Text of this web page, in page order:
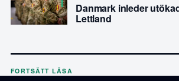
Danmark inleder
Lettland
FORTSÄTT LÄSA